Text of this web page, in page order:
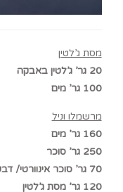
מסת ג’לטין
20 גר’ ג’לטין באבקה
100 גר’ מים
מרשמלו וניל
160 גר’ מים
250 גר’ סוכר
70 גר’ סוכר אינוורטי/ דבש
120 גר’ מסת ג’לטין